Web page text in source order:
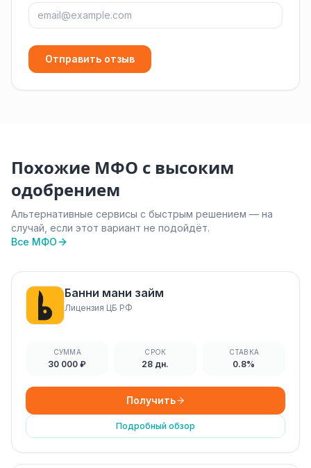
Отправить отзыв
Похожие МФО с высоким
одобрением
Альтернативные сервисы с быстрым решением — на
случай, если этот вариант не подойдёт.
Все МФО
Банни мани займ
Лицензия ЦБ РФ
СУММА
30 000 ₽
СРОК
28 дн.
СТАВКА
0.8%
Получить
Подробный обзор